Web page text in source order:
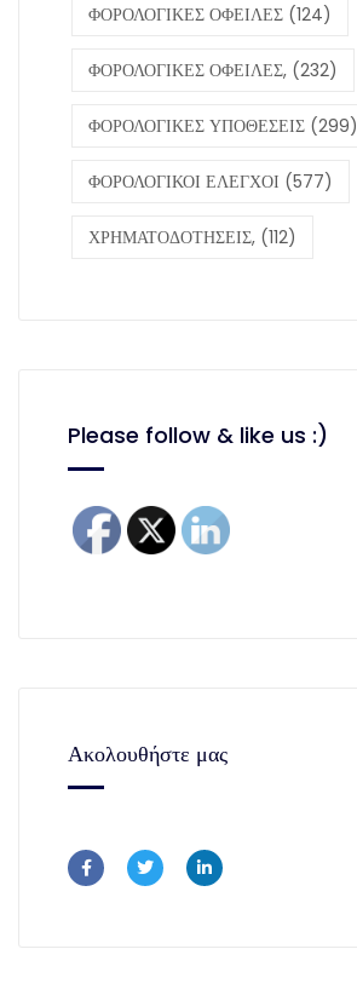
ΦΟΡΟΛΟΓΙΚΕΣ ΟΦΕΙΛΕΣ (124)
ΦΟΡΟΛΟΓΙΚΕΣ ΟΦΕΙΛΕΣ, (232)
ΦΟΡΟΛΟΓΙΚΕΣ ΥΠΟΘΕΣΕΙΣ (299)
ΦΟΡΟΛΟΓΙΚΟΙ ΕΛΕΓΧΟΙ (577)
ΧΡΗΜΑΤΟΔΟΤΗΣΕΙΣ, (112)
Please follow & like us :)
Ακολουθήστε μας